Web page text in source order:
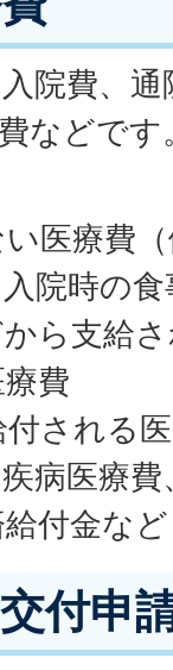
院費、
などで
医療費
院時の
ら支給
費
される
病医療
付金な
付申